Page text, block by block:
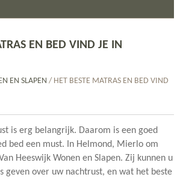
EN BED VIND JE IN
EN SLAPEN / HET BESTE MATRAS EN BED VIND
is erg belangrijk. Daarom is een goed
bed een must. In Helmond, Mierlo om
Heeswijk Wonen en Slapen. Zij kunnen u
geven over uw nachtrust, en wat het beste